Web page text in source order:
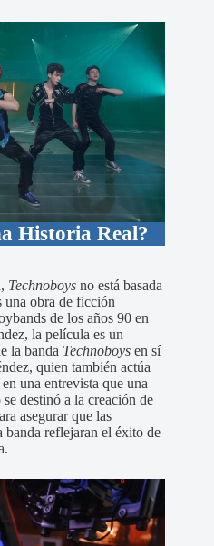
Historia Real?
Technoboys no está basada
una obra de ficción
de los años 90 en
la película es un
la banda Technoboys en sí
quien también actúa
una entrevista que una
destinó a la creación de
asegurar que las
banda reflejaran el éxito de